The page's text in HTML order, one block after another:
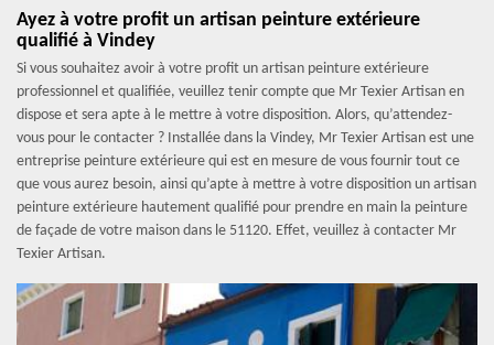
Ayez à votre profit un artisan peinture extérieure
qualifié à Vindey
Si vous souhaitez avoir à votre profit un artisan peinture extérieure
professionnel et qualifiée, veuillez tenir compte que Mr Texier Artisan en
dispose et sera apte à le mettre à votre disposition. Alors, qu’attendez-
vous pour le contacter ? Installée dans la Vindey, Mr Texier Artisan est une
entreprise peinture extérieure qui est en mesure de vous fournir tout ce
que vous aurez besoin, ainsi qu’apte à mettre à votre disposition un artisan
peinture extérieure hautement qualifié pour prendre en main la peinture
de façade de votre maison dans le 51120. Effet, veuillez à contacter Mr
Texier Artisan.